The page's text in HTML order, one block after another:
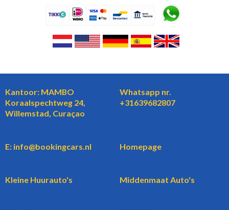
Kantoor: MAMBO
Koraalspechtweg 24,
Willemstad, Curaçao
Whatsapp nr.
+31639682807
E: info@bookingcars.nl Homepage
Kleine Huurauto's Middenmaat Auto's